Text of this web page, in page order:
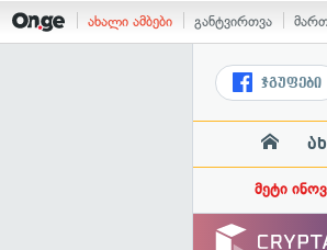
ახალი ამბები განტვირთვა
ჯგუფები
მეტი